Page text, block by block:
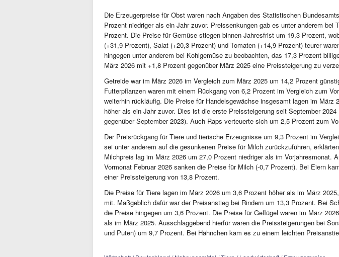
Die Erzeugerpreise für Obst waren nach Angaben des Statistischen
Prozent niedriger als ein Jahr zuvor. Preissenkungen gab es unter anderem bei
Prozent. Die Preise für Gemüse stiegen binnen Jahresfrist um 19,3 Prozent,
(+31,9 Prozent), Salat (+20,3 Prozent) und Tomaten (+14,9 Prozent) teurer
hingegen unter anderem bei Kohlgemüse zu beobachten, das 17,3 Prozent
März 2026 mit +1,8 Prozent gegenüber März 2025 eine Preissteigerung zu
Getreide war im März 2026 im Vergleich zum März 2025 um 14,2 Prozent
Futterpflanzen waren mit einem Rückgang von 6,2 Prozent im Vergleich zum
weiterhin rückläufig. Die Preise für Handelsgewächse insgesamt lagen im März
höher als ein Jahr zuvor. Dies ist die erste Preissteigerung seit September
gegenüber September 2023). Auch Raps verteuerte sich um 2,5 Prozent zum
Der Preisrückgang für Tiere und tierische Erzeugnisse um 9,3 Prozent im
sei unter anderem auf die gesunkenen Preise für Milch zurückzuführen,
Milchpreis lag im März 2026 um 27,0 Prozent niedriger als im Vorjahresmonat.
Vormonat Februar 2026 sanken die Preise für Milch (-0,7 Prozent). Bei Eiern
einer Preissteigerung von 13,8 Prozent.
Die Preise für Tiere lagen im März 2026 um 3,6 Prozent höher als im März
mit. Maßgeblich dafür war der Preisanstieg bei Rindern um 13,3 Prozent. Bei
die Preise hingegen um 3,6 Prozent. Die Preise für Geflügel waren im März
als im März 2025. Ausschlaggebend hierfür waren die Preissteigerungen bei
und Puten) um 9,7 Prozent. Bei Hähnchen kam es zu einem leichten